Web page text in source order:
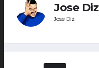
Jose Diz
Jose Diz